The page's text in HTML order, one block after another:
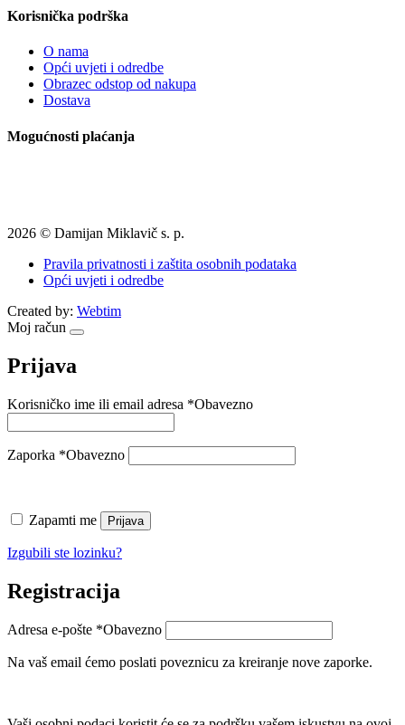
Korisnička podrška
O nama
Opći uvjeti i odredbe
Obrazec odstop od nakupa
Dostava
Mogućnosti plaćanja
2026 © Damijan Miklavič s. p.
Pravila privatnosti i zaštita osobnih podataka
Opći uvjeti i odredbe
Created by: Webtim
Moj račun
Prijava
Korisničko ime ili email adresa *Obavezno
Zaporka *Obavezno
Zapamti me Prijava
Izgubili ste lozinku?
Registracija
Adresa e-pošte *Obavezno
Na vaš email ćemo poslati poveznicu za kreiranje nove zaporke.